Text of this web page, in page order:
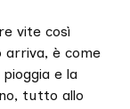
vite così
arriva, è come
e la
tutto allo